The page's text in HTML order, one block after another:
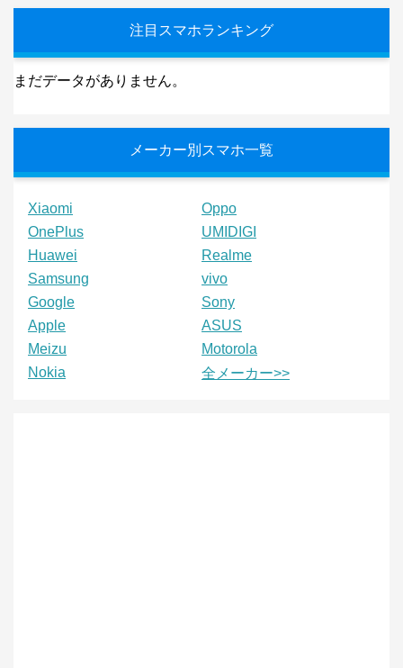
注目スマホランキング
まだデータがありません。
メーカー別スマホ一覧
Xiaomi
Oppo
OnePlus
UMIDIGI
Huawei
Realme
Samsung
vivo
Google
Sony
Apple
ASUS
Meizu
Motorola
Nokia
全メーカー>>